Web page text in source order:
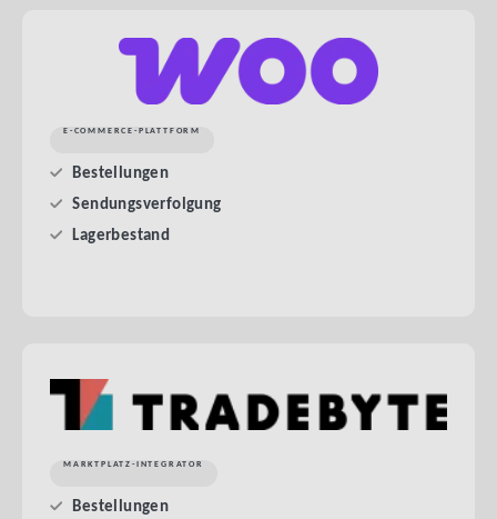
E-COMMERCE-PLATTFORM
Bestellungen
Sendungsverfolgung
Lagerbestand
MARKTPLATZ-INTEGRATOR
Bestellungen